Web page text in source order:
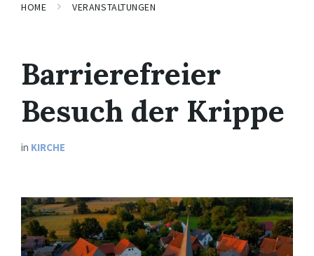
HOME VERANSTALTUNGEN
Barrierefreier
Besuch der Krippe
in KIRCHE